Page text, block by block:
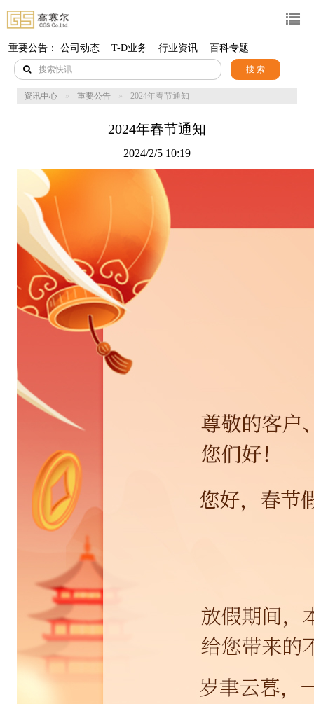
重要公告： 公司动态 T-D业务 行业资讯 百科专题
搜 索
资讯中心 重要公告 2024年春节通知
2024年春节通知
2024/2/5 10:19